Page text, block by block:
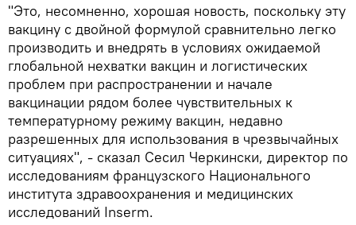
"Это, несомненно, хорошая новость, поскольку эту
вакцину с двойной формулой сравнительно легко
производить и внедрять в условиях ожидаемой
глобальной нехватки вакцин и логистических
проблем при распространении и начале
вакцинации рядом более чувствительных к
температурному режиму вакцин, недавно
разрешенных для использования в чрезвычайных
ситуациях", - сказал Сесил Черкински, директор по
исследованиям французского Национального
института здравоохранения и медицинских
исследований Inserm.